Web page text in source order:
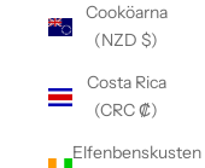
Cooköarna
(NZD $)
Costa Rica
(CRC ₡)
Elfenbenskusten